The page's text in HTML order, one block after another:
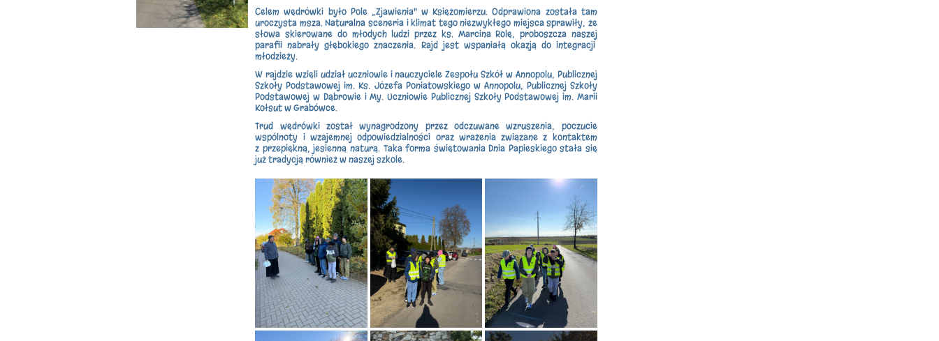
Celem wędrówki było Pole „Zjawienia" w Księżomierzu. Odprawiona została tam
uroczysta msza. Naturalna sceneria i klimat tego niezwykłego miejsca sprawiły, że
słowa skierowane do młodych ludzi przez ks. Marcina Rolę, proboszcza naszej
parafii nabrały głębokiego znaczenia. Rajd jest wspaniałą okazją do integracji
młodzieży.
W rajdzie wzięli udział uczniowie i nauczyciele Zespołu Szkół w Annopolu, Publicznej
Szkoły Podstawowej im. Ks. Józefa Poniatowskiego w Annopolu, Publicznej Szkoły
Podstawowej w Dąbrowie i My. Uczniowie Publicznej Szkoły Podstawowej im. Marii
Kołsut w Grabówce.
Trud wędrówki został wynagrodzony przez odczuwane wzruszenia, poczucie
wspólnoty i wzajemnej odpowiedzialności oraz wrażenia związane z kontaktem
z przepiękną, jesienną naturą. Taka forma świętowania Dnia Papieskiego stała się
już tradycją również w naszej szkole.